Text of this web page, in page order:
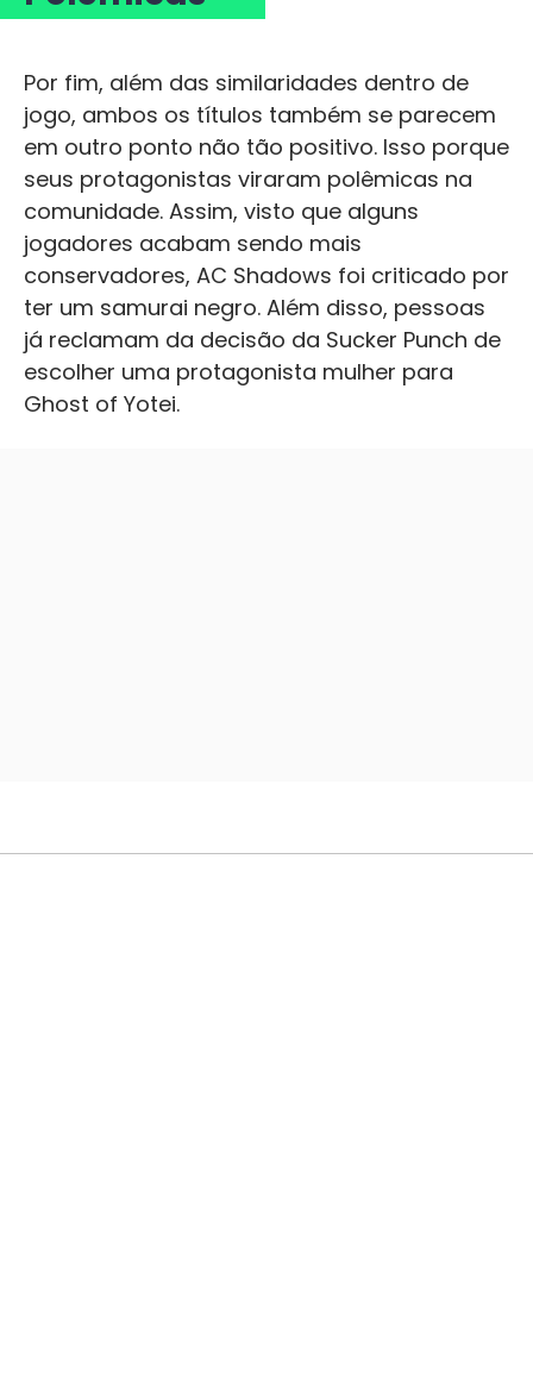
Por fim, além das similaridades dentro de
jogo, ambos os títulos também se parecem
em outro ponto não tão positivo. Isso porque
seus protagonistas viraram polêmicas na
comunidade. Assim, visto que alguns
jogadores acabam sendo mais
conservadores, AC Shadows foi criticado por
ter um samurai negro. Além disso, pessoas
já reclamam da decisão da Sucker Punch de
escolher uma protagonista mulher para
Ghost of Yotei.